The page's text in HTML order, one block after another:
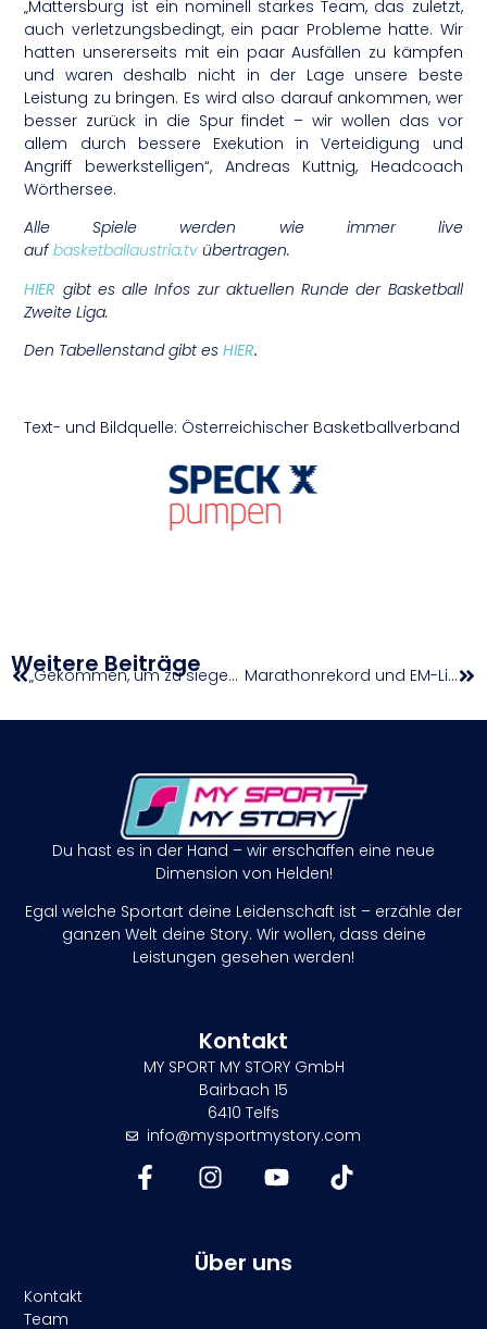
„Mattersburg ist ein nominell starkes Team, das zuletzt,
auch verletzungsbedingt, ein paar Probleme hatte. Wir
hatten unsererseits mit ein paar Ausfällen zu kämpfen
und waren deshalb nicht in der Lage unsere beste
Leistung zu bringen. Es wird also darauf ankommen, wer
besser zurück in die Spur findet – wir wollen das vor
allem durch bessere Exekution in Verteidigung und
Angriff bewerkstelligen“, Andreas Kuttnig, Headcoach
Wörthersee.
Alle Spiele werden wie immer live
aufbasketballaustria.tv übertragen.
HIER gibt es alle Infos zur aktuellen Runde der Basketball
Zweite Liga.
Den Tabellenstand gibt esHIER.
Text- und Bildquelle: Österreichischer Basketballverband
Weitere Beiträge „Gekommen, um zu siegen“ Marathonrekord und EM-Limit für Julia Mayer in Valencia
Du hast es in der Hand – wir erschaffen eine neue
Dimension von Helden!
Egal welche Sportart deine Leidenschaft ist – erzähle der
ganzen Welt deine Story. Wir wollen, dass deine
Leistungen gesehen werden!
Kontakt
MY SPORT MY STORY GmbH
Bairbach 15
6410 Telfs
info@mysportmystory.com
Über uns
Kontakt
Team